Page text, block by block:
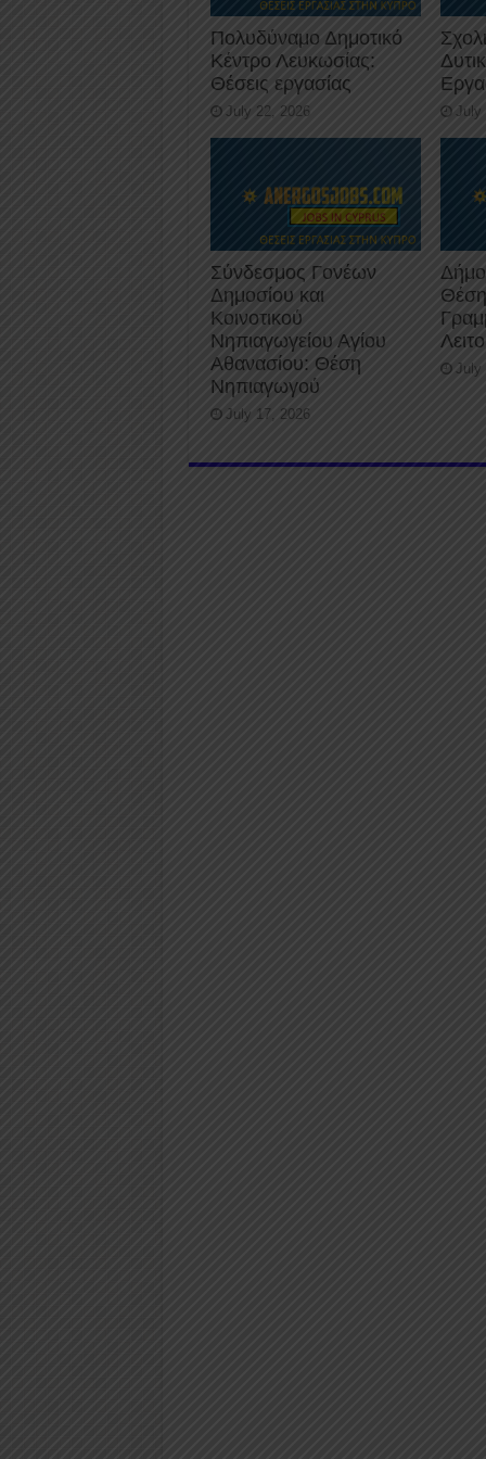
Πολυδύναμο Δημοτικό
Κέντρο Λευκωσίας:
Θέσεις εργασίας
July 22, 2026 July
Σύνδεσμος Γονέων
Δημοσίου και
Κοινοτικού
Νηπιαγωγείου Αγίου
Αθανασίου: Θέση
Νηπιαγωγού
July 17, 2026
July